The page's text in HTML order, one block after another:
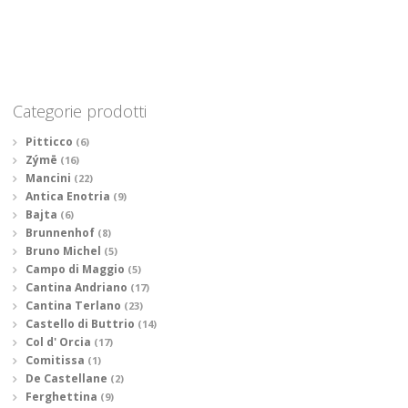
Categorie prodotti
Pitticco (6)
Zýmē (16)
Mancini (22)
Antica Enotria (9)
Bajta (6)
Brunnenhof (8)
Bruno Michel (5)
Campo di Maggio (5)
Cantina Andriano (17)
Cantina Terlano (23)
Castello di Buttrio (14)
Col d' Orcia (17)
Comitissa (1)
De Castellane (2)
Ferghettina (9)